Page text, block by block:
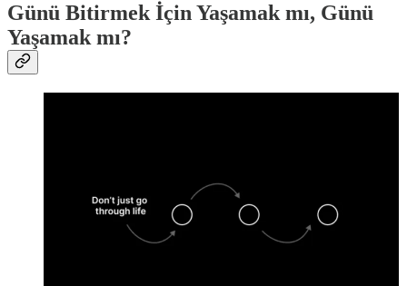
Günü Bitirmek İçin Yaşamak mı, Günü
Yaşamak mı?